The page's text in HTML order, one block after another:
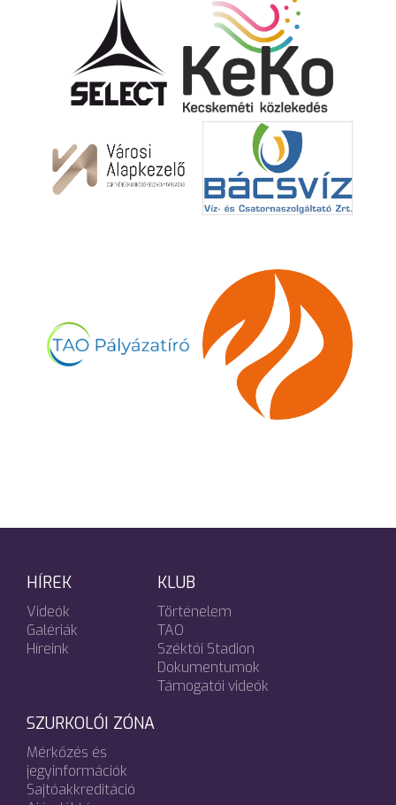
HÍREK
Videók
Galériák
Híreink
KLUB
Történelem
TAO
Széktói Stadion
Dokumentumok
Támogatói videók
SZURKOLÓI ZÓNA
Mérkőzés és
jegyinformációk
Sajtóakkreditáció